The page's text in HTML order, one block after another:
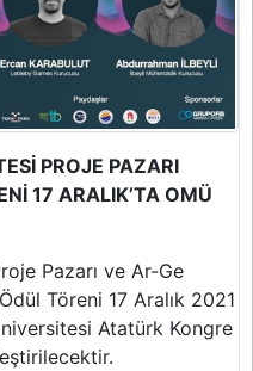
PROJE PAZARI
17 ARALIK’TA OMÜ
Pazarı ve Ar-Ge
Töreni 17 Aralık 2021
Atatürk Kongre